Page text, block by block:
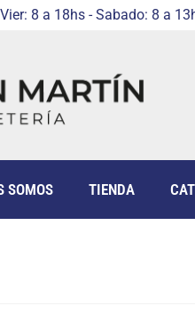
8 a 18hs - Sabado: 8 a
SOMOS TIENDA